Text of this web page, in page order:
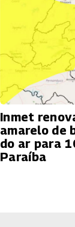
Inmet
amarelo de
do ar para
Paraíba